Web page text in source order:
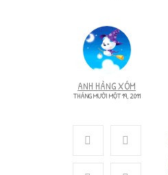
ANH HÀNG XÓM
THÁNG MƯỜI MỘT 19, 2011